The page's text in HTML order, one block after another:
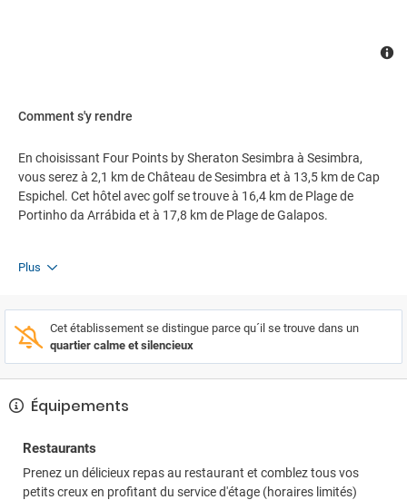
Comment s'y rendre
En choisissant Four Points by Sheraton Sesimbra à Sesimbra,
vous serez à 2,1 km de Château de Sesimbra et à 13,5 km de Cap
Espichel. Cet hôtel avec golf se trouve à 16,4 km de Plage de
Portinho da Arrábida et à 17,8 km de Plage de Galapos.
Plus
Cet établissement se distingue parce qu´il se trouve dans un
quartier calme et silencieux
Équipements
Restaurants
Prenez un délicieux repas au restaurant et comblez tous vos
petits creux en profitant du service d'étage (horaires limités)